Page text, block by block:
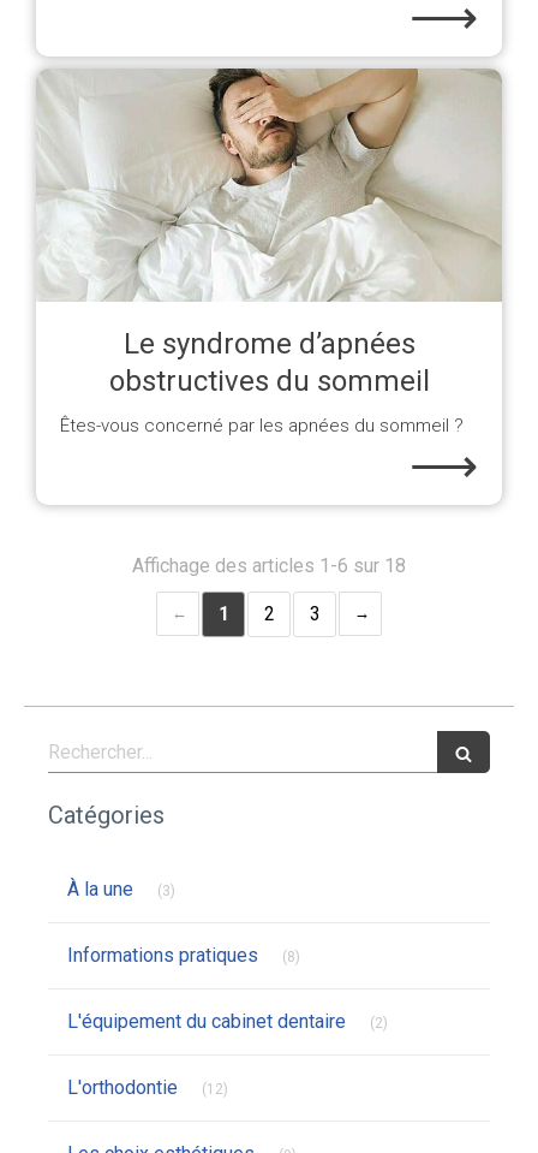
⟶
Le syndrome d’apnées
obstructives du sommeil
Êtes-vous concerné par les apnées du sommeil ?
⟶
Affichage des articles 1-6 sur 18
1 2 3
Rechercher
Catégories
À la une (3)
Informations pratiques (8)
L'équipement du cabinet dentaire (2)
L'orthodontie (12)